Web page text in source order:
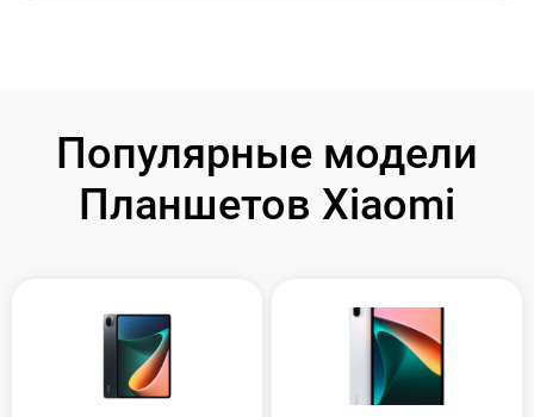
Популярные модели
Планшетов Xiaomi